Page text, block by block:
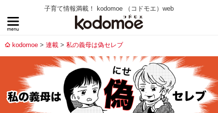
子育て情報満載！ kodomoe （コドモエ）web
kodomoe 連載 私の義母は偽セレブ